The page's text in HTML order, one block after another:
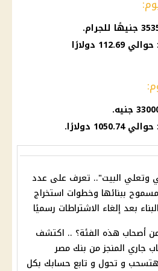
بالدولار الأمريكي: حوالي 112.69 دولارًا
دولارًا.
وتعلي البيت".. تعرف على عدد
ببنائها وخطوات استخراج
بعد إلغاء الاشتراطات رسميًا
أصحاب هذه الفئة؟ .. اكتشف
جاري المنجز من بنك مصر
و تحول و تابع حسابك بكل